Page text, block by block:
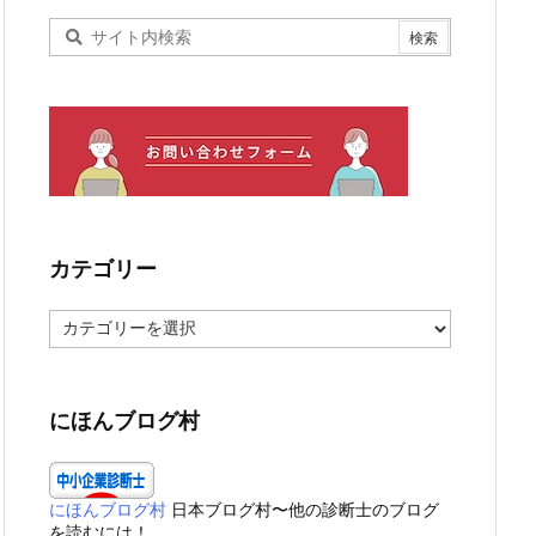
カテゴリー
テ
ー
にほんブログ村
にほんブログ村 日本ブログ村〜他の診断士のブログ
を読むには！